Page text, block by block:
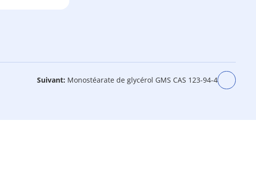
Suivant: Monostéarate de glycérol GMS CAS 123-94-4